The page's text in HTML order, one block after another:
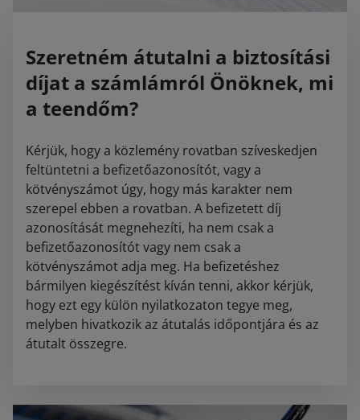
Szeretném átutalni a biztosítási
díjat a számlámról Önöknek, mi
a teendőm?
Kérjük, hogy a közlemény rovatban szíveskedjen
feltüntetni a befizetőazonosítót, vagy a
kötvényszámot úgy, hogy más karakter nem
szerepel ebben a rovatban. A befizetett díj
azonosítását megnehezíti, ha nem csak a
befizetőazonosítót vagy nem csak a
kötvényszámot adja meg. Ha befizetéshez
bármilyen kiegészítést kíván tenni, akkor kérjük,
hogy ezt egy külön nyilatkozaton tegye meg,
melyben hivatkozik az átutalás időpontjára és az
átutalt összegre.